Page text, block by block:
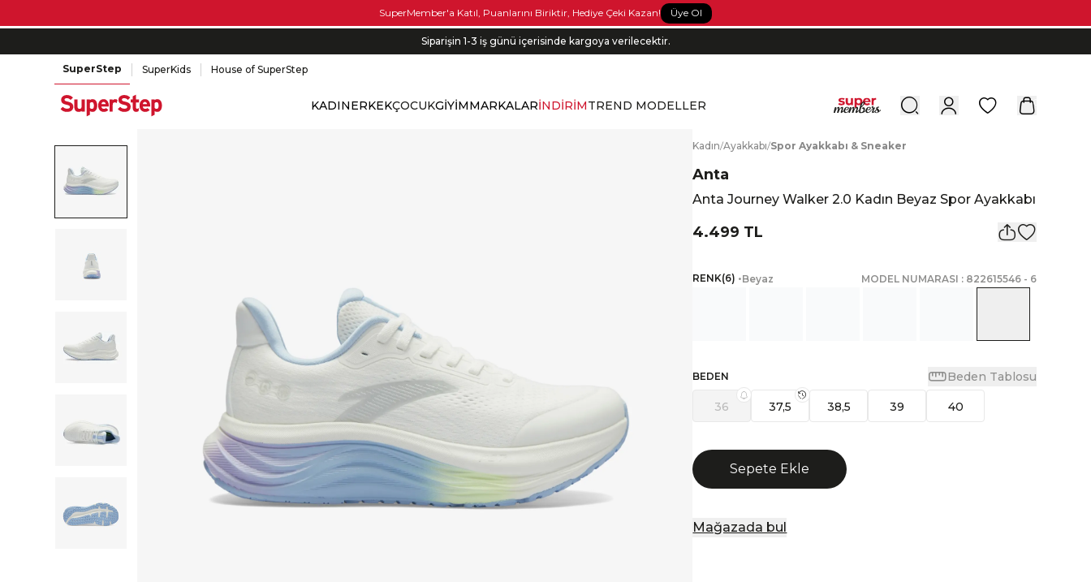
SuperMember'a Katıl, Puanlarını Biriktir, Hediye Çeki Kazan! Üye Ol
Siparişin 1-3 iş günü içerisinde kargoya verilecektir.
SuperStep SuperKids House of SuperStep
KADINERKEKÇOCUKGİYİMMARKALARİNDİRİMTREND MODELLER 0
Kadın/Ayakkabı/Spor Ayakkabı & Sneaker
Anta
Anta Journey Walker 2.0 Kadın Beyaz Spor Ayakkabı
4.499 TL
RENK(6) •Beyaz MODEL NUMARASI : 822615546- 6
BEDEN Beden Tablosu
36 37,5 38,5 39 40
Sepete Ekle
Mağazada bul